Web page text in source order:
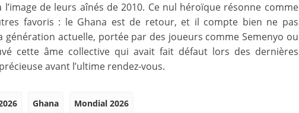
de leurs aînés de 2010. Ce nul héroïque résonne comme
favoris : le Ghana est de retour, et il compte bien ne pas
génération actuelle, portée par des joueurs comme Semenyo ou
cette âme collective qui avait fait défaut lors des dernières
avant l’ultime rendez-vous.
Ghana Mondial 2026